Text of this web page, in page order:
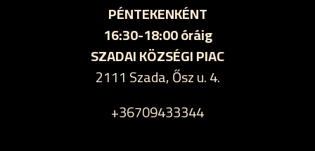
PÉNTEKENKÉNT
16:30-18:00 óráig
SZADAI KÖZSÉGI PIAC
2111 Szada, Ősz u. 4.
+36709433344